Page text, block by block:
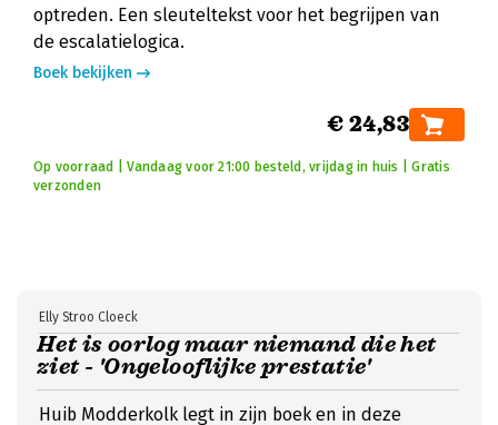
optreden. Een sleuteltekst voor het begrijpen van
de escalatielogica.
Boek bekijken
€ 24,83
Op voorraad | Vandaag voor 21:00 besteld, vrijdag in huis | Gratis
verzonden
Het is oorlog maar niemand die het
ziet - 'Ongelooflijke prestatie'
Elly Stroo Cloeck
Huib Modderkolk legt in zijn boek en in deze